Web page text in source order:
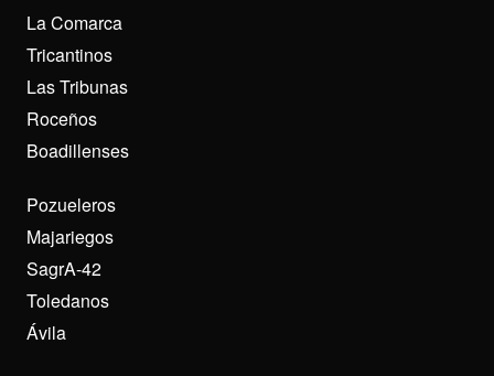
La Comarca
Tricantinos
Las Tribunas
Roceños
Boadillenses
Pozueleros
Majariegos
SagrA-42
Toledanos
Ávila